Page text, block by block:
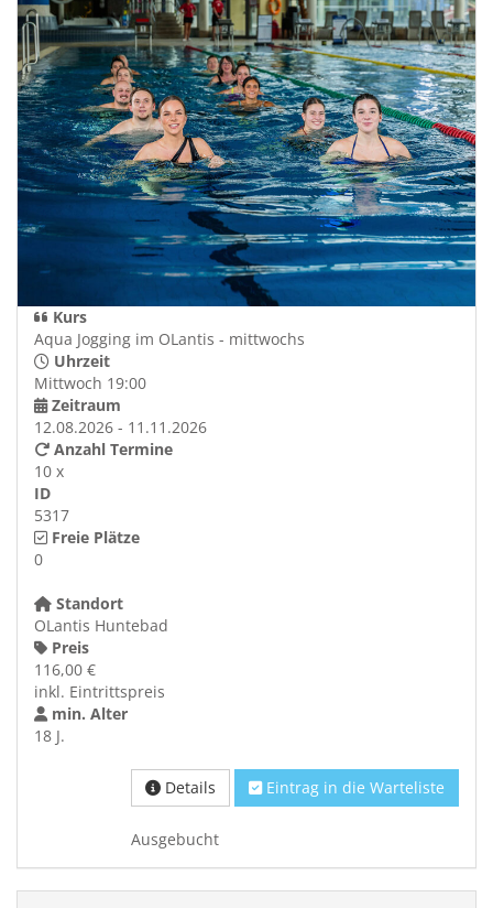
Kurs
Aqua Jogging im OLantis - mittwochs
Uhrzeit
Mittwoch 19:00
Zeitraum
12.08.2026 - 11.11.2026
Anzahl Termine
10 x
ID
5317
Freie Plätze
0
Standort
OLantis Huntebad
Preis
116,00 €
inkl. Eintrittspreis
min. Alter
18 J.
Details Eintrag in die Warteliste
Ausgebucht